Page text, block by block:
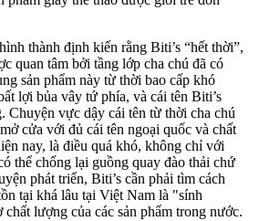
thành định kiến rằng Biti’s “hết thời”,
quan tâm bởi tầng lớp cha chú đã có
sản phẩm này từ thời bao cấp khó
lợi bủa vây tứ phía, và cái tên Biti’s
Chuyện vực dậy cái tên từ thời cha chú
cửa với đủ cái tên ngoại quốc và chất
nay, là điều quá khó, không chỉ với
thể chống lại guồng quay đào thải chứ
phát triển, Biti’s cần phải tìm cách
tại khá lâu tại Việt Nam là "sính
lượng của các sản phẩm trong nước.